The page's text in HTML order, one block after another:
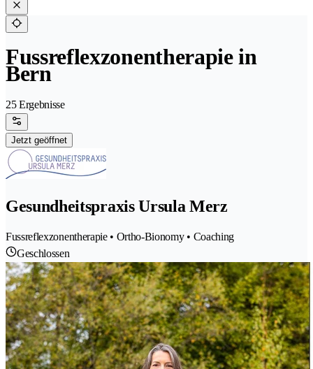
Fussreflexzonentherapie in
Bern
25 Ergebnisse
Jetzt geöffnet
Gesundheitspraxis Ursula Merz
Fussreflexzonentherapie • Ortho-Bionomy • Coaching
Geschlossen